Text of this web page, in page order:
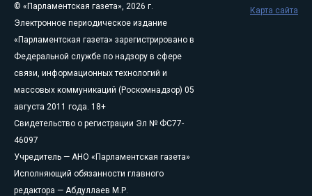
© «Парламентская газета», 2026 г.
Электронное периодическое издание
«Парламентская газета» зарегистрировано в
Федеральной службе по надзору в сфере
связи, информационных технологий и
массовых коммуникаций (Роскомнадзор) 05
августа 2011 года. 18+
Свидетельство о регистрации Эл № ФС77-
46097
Учредитель — АНО «Парламентская газета»
Исполняющий обязанности главного
редактора — Абдуллаев М.Р.
Карта сайта